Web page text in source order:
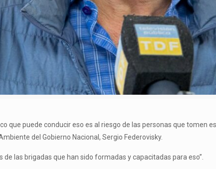
que puede conducir eso es al riesgo de las personas que tomen
del Gobierno Nacional, Sergio Federovisky.
las brigadas que han sido formadas y capacitadas para eso”.